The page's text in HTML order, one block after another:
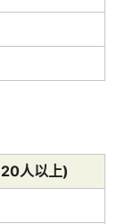
人以上)